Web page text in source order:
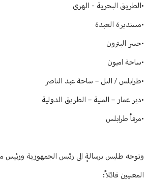
•الطريق البحرية - الهري
•مستديرة العبدة
•جسر البترون
•ساحة اميون
•طرابلس / التل – ساحة عبد الناصر
•دير عمار – المنية – الطريق الدولية
•مرفأ طرابلس
وتوجه طليس برسالةٍ الى رئيس الجمهورية ورئيس
المعنيين قائلاً: